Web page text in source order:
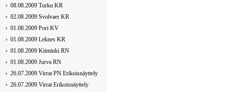
08.08.2009 Turku KR
02.08.2009 Svolvaer KR
01.08.2009 Pori KV
01.08.2009 Leknes KR
01.08.2009 Kiiminki RN
01.08.2009 Jurva RN
26.07.2009 Virrat PN Erikoisnäyttely
26.07.2009 Virrat Erikoisnäyttely